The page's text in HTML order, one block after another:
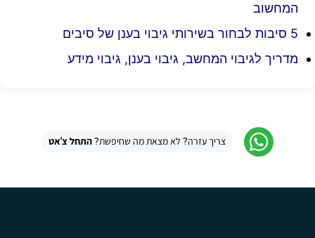
המחשוב
5 סיבות לבחור בשירותי גיבוי בענן של סיבים
מדריך לגיבוי המחשב, גיבוי בענן, גיבוי מידע
צריך עזרה? לא מצאת מה שחיפשת?התחל צ'אט